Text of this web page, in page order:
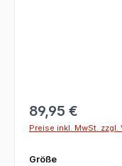
89,95 €
Preise inkl. MwSt.
Größeauswählen